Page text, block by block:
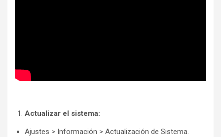
Actualizar el sistema:
Ajustes > Información > Actualización de Sistema.